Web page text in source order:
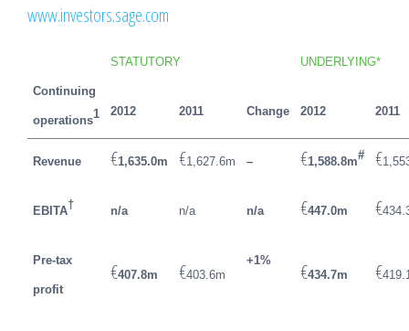
www.investors.sage.com
Continuing
operations1
STATUTORY UNDERLYING*
2012 2011 Change 2012 2011
Revenue €1,635.0m €1,627.6m – €1,588.8m# €
EBITA† n/a n/a n/a €447.0m €
Pre-tax
profit
€407.8m €403.6m
+1% €434.7m €